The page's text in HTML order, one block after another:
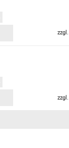
zzgl.
zzgl.